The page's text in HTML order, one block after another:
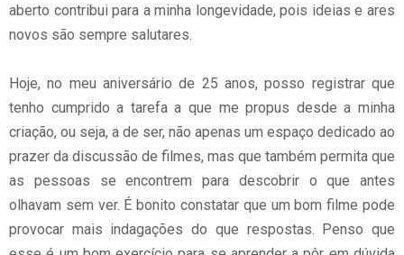
aberto contribui para a minha longevidade, pois ideias e ares
novos são sempre salutares.
Hoje, no meu aniversário de 25 anos, posso registrar que
tenho cumprido a tarefa a que me propus desde a minha
criação, ou seja, a de ser, não apenas um espaço dedicado ao
prazer da discussão de filmes, mas que também permita que
as pessoas se encontrem para descobrir o que antes
olhavam sem ver. É bonito constatar que um bom filme pode
provocar mais indagações do que respostas. Penso que